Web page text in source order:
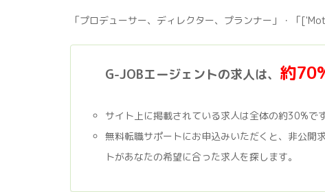
「プロデューサー、ディレクター、プランナー」・「
G-JOBエージェントの求人は、 約
サイト上に掲載されている求人は全体の約30%です
無料転職サポートにお申込みいただくと、非公開
トがあなたの希望に合った求人を探します。